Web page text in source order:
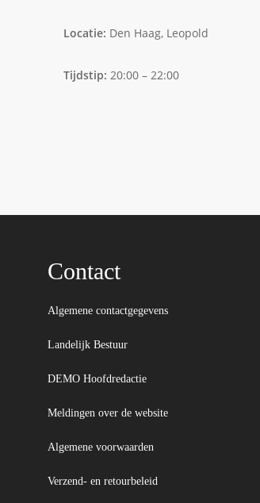
Locatie: Den Haag, Leopold
Tijdstip: 20:00 – 22:00
Contact
Algemene contactgegevens
Landelijk Bestuur
DEMO Hoofdredactie
Meldingen over de website
Algemene voorwaarden
Verzend- en retourbeleid